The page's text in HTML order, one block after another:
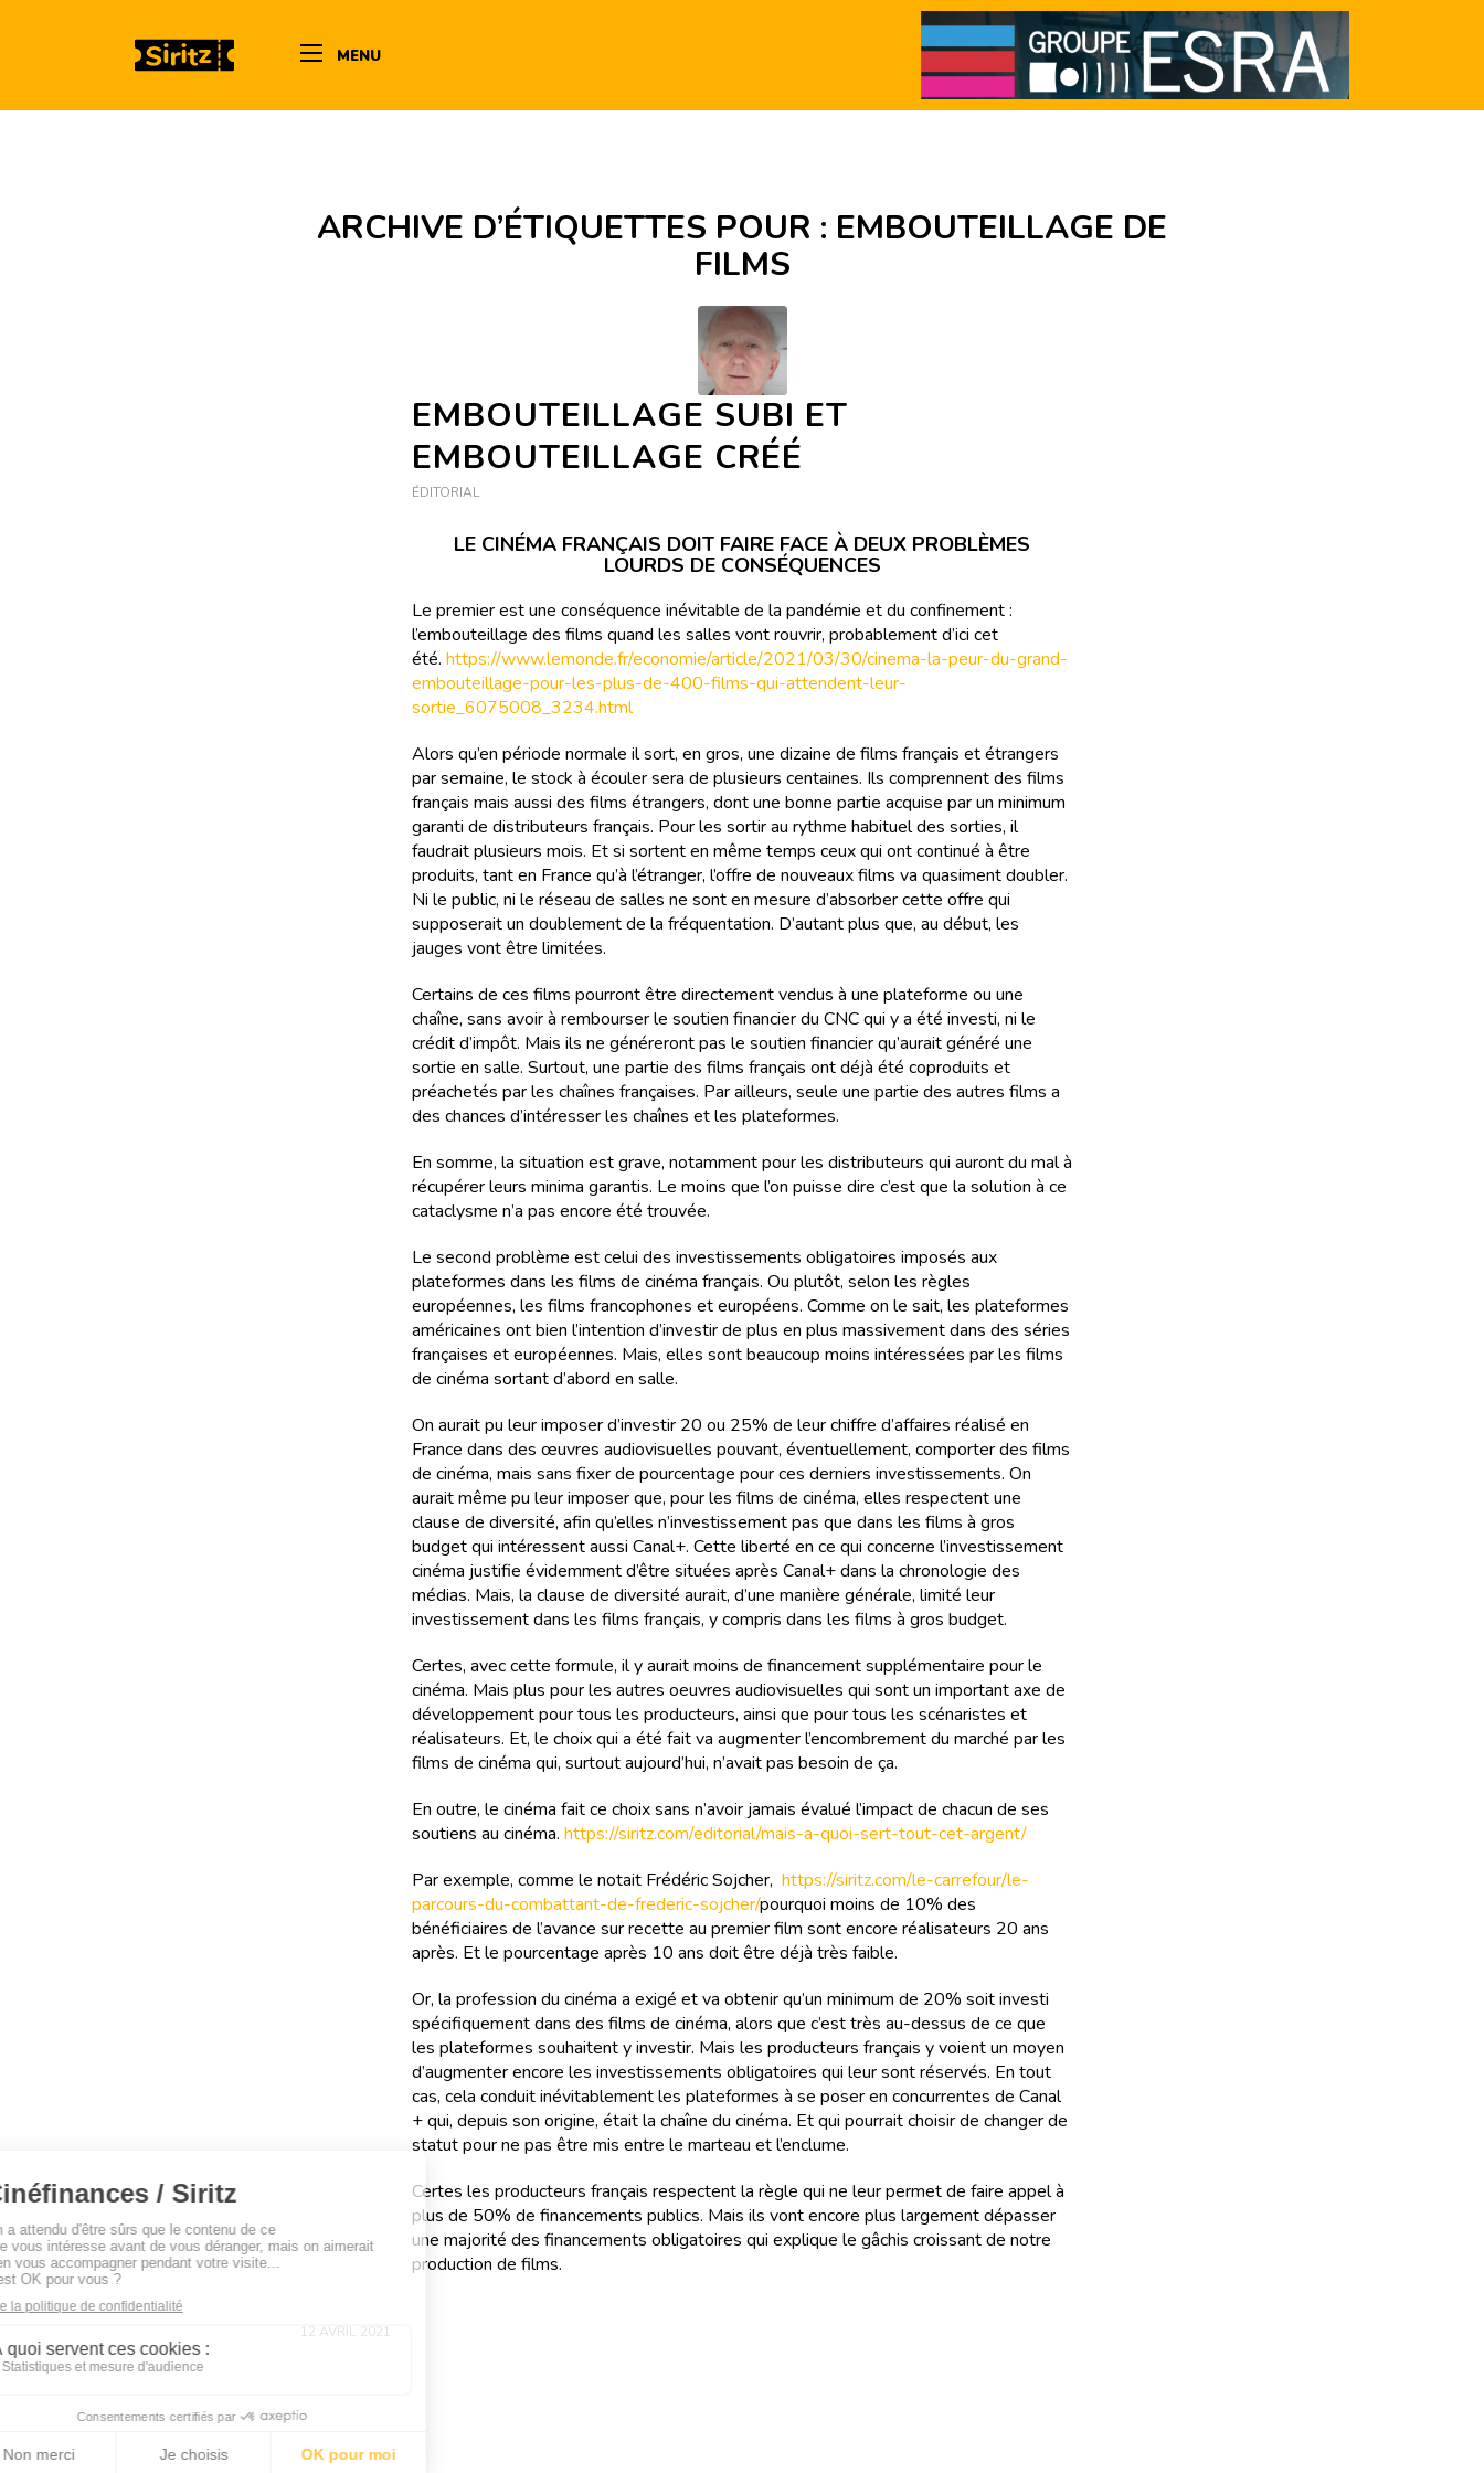
MENU
ARCHIVE D’ÉTIQUETTES POUR : EMBOUTEILLAGE DE
FILMS
EMBOUTEILLAGE SUBI ET
EMBOUTEILLAGE CRÉÉ
ÉDITORIAL
LE CINÉMA FRANÇAIS DOIT FAIRE FACE À DEUX PROBLÈMES
LOURDS DE CONSÉQUENCES
Le premier est une conséquence inévitable de la pandémie et du confinement :
l’embouteillage des films quand les salles vont rouvrir, probablement d’ici cet
été. https://www.lemonde.fr/economie/article/2021/03/30/cinema-la-peur-du-grand-
embouteillage-pour-les-plus-de-400-films-qui-attendent-leur-
sortie_6075008_3234.html
Alors qu’en période normale il sort, en gros, une dizaine de films français et étrangers
par semaine, le stock à écouler sera de plusieurs centaines. Ils comprennent des films
français mais aussi des films étrangers, dont une bonne partie acquise par un minimum
garanti de distributeurs français. Pour les sortir au rythme habituel des sorties, il
faudrait plusieurs mois. Et si sortent en même temps ceux qui ont continué à être
produits, tant en France qu’à l’étranger, l’offre de nouveaux films va quasiment doubler.
Ni le public, ni le réseau de salles ne sont en mesure d’absorber cette offre qui
supposerait un doublement de la fréquentation. D’autant plus que, au début, les
jauges vont être limitées.
Certains de ces films pourront être directement vendus à une plateforme ou une
chaîne, sans avoir à rembourser le soutien financier du CNC qui y a été investi, ni le
crédit d’impôt. Mais ils ne généreront pas le soutien financier qu’aurait généré une
sortie en salle. Surtout, une partie des films français ont déjà été coproduits et
préachetés par les chaînes françaises. Par ailleurs, seule une partie des autres films a
des chances d’intéresser les chaînes et les plateformes.
En somme, la situation est grave, notamment pour les distributeurs qui auront du mal à
récupérer leurs minima garantis. Le moins que l’on puisse dire c’est que la solution à ce
cataclysme n’a pas encore été trouvée.
Le second problème est celui des investissements obligatoires imposés aux
plateformes dans les films de cinéma français. Ou plutôt, selon les règles
européennes, les films francophones et européens. Comme on le sait, les plateformes
américaines ont bien l’intention d’investir de plus en plus massivement dans des séries
françaises et européennes. Mais, elles sont beaucoup moins intéressées par les films
de cinéma sortant d’abord en salle.
On aurait pu leur imposer d’investir 20 ou 25% de leur chiffre d’affaires réalisé en
France dans des œuvres audiovisuelles pouvant, éventuellement, comporter des films
de cinéma, mais sans fixer de pourcentage pour ces derniers investissements. On
aurait même pu leur imposer que, pour les films de cinéma, elles respectent une
clause de diversité, afin qu’elles n’investissement pas que dans les films à gros
budget qui intéressent aussi Canal+. Cette liberté en ce qui concerne l’investissement
cinéma justifie évidemment d’être situées après Canal+ dans la chronologie des
médias. Mais, la clause de diversité aurait, d’une manière générale, limité leur
investissement dans les films français, y compris dans les films à gros budget.
Certes, avec cette formule, il y aurait moins de financement supplémentaire pour le
cinéma. Mais plus pour les autres oeuvres audiovisuelles qui sont un important axe de
développement pour tous les producteurs, ainsi que pour tous les scénaristes et
réalisateurs. Et, le choix qui a été fait va augmenter l’encombrement du marché par les
films de cinéma qui, surtout aujourd’hui, n’avait pas besoin de ça.
En outre, le cinéma fait ce choix sans n’avoir jamais évalué l’impact de chacun de ses
soutiens au cinéma. https://siritz.com/editorial/mais-a-quoi-sert-tout-cet-argent/
Par exemple, comme le notait Frédéric Sojcher, https://siritz.com/le-carrefour/le-
parcours-du-combattant-de-frederic-sojcher/pourquoi moins de 10% des
bénéficiaires de l’avance sur recette au premier film sont encore réalisateurs 20 ans
après. Et le pourcentage après 10 ans doit être déjà très faible.
Or, la profession du cinéma a exigé et va obtenir qu’un minimum de 20% soit investi
spécifiquement dans des films de cinéma, alors que c’est très au-dessus de ce que
les plateformes souhaitent y investir. Mais les producteurs français y voient un moyen
d’augmenter encore les investissements obligatoires qui leur sont réservés. En tout
cas, cela conduit inévitablement les plateformes à se poser en concurrentes de Canal
+ qui, depuis son origine, était la chaîne du cinéma. Et qui pourrait choisir de changer de
statut pour ne pas être mis entre le marteau et l’enclume.
Certes les producteurs français respectent la règle qui ne leur permet de faire appel à
plus de 50% de financements publics. Mais ils vont encore plus largement dépasser
une majorité des financements obligatoires qui explique le gâchis croissant de notre
production de films.
12 AVRIL 2021